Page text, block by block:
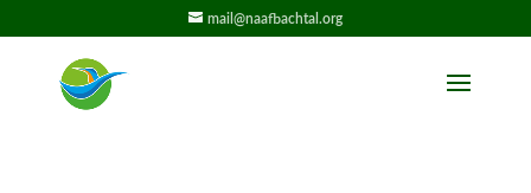
mail@naafbachtal.org